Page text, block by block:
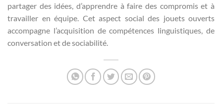
partager des idées, d’apprendre à faire des compromis et à
travailler en équipe. Cet aspect social des jouets ouverts
accompagne l’acquisition de compétences linguistiques, de
conversation et de sociabilité.